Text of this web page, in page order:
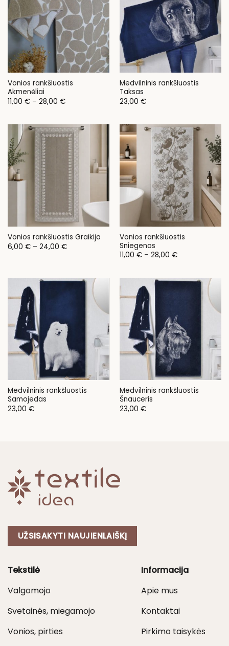
Vonios rankšluostis
Akmenėliai
11,00 € – 28,00 €Price
28,00 €
Medvilninis rankšluostis
Taksas
23,00 €
Vonios rankšluostis Graikija
6,00 € – 24,00 €Price
Vonios rankšluostis
Sniegenos
11,00 € – 28,00 €Price
28,00 €
Medvilninis rankšluostis
Samojedas
23,00 €
Medvilninis rankšluostis
Šnauceris
23,00 €
UŽSISAKYTI NAUJIENLAIŠKĮ
Tekstilė
Valgomojo
Svetainės, miegamojo
Vonios, pirties
Informacija
Apie mus
Kontaktai
Pirkimo taisykės